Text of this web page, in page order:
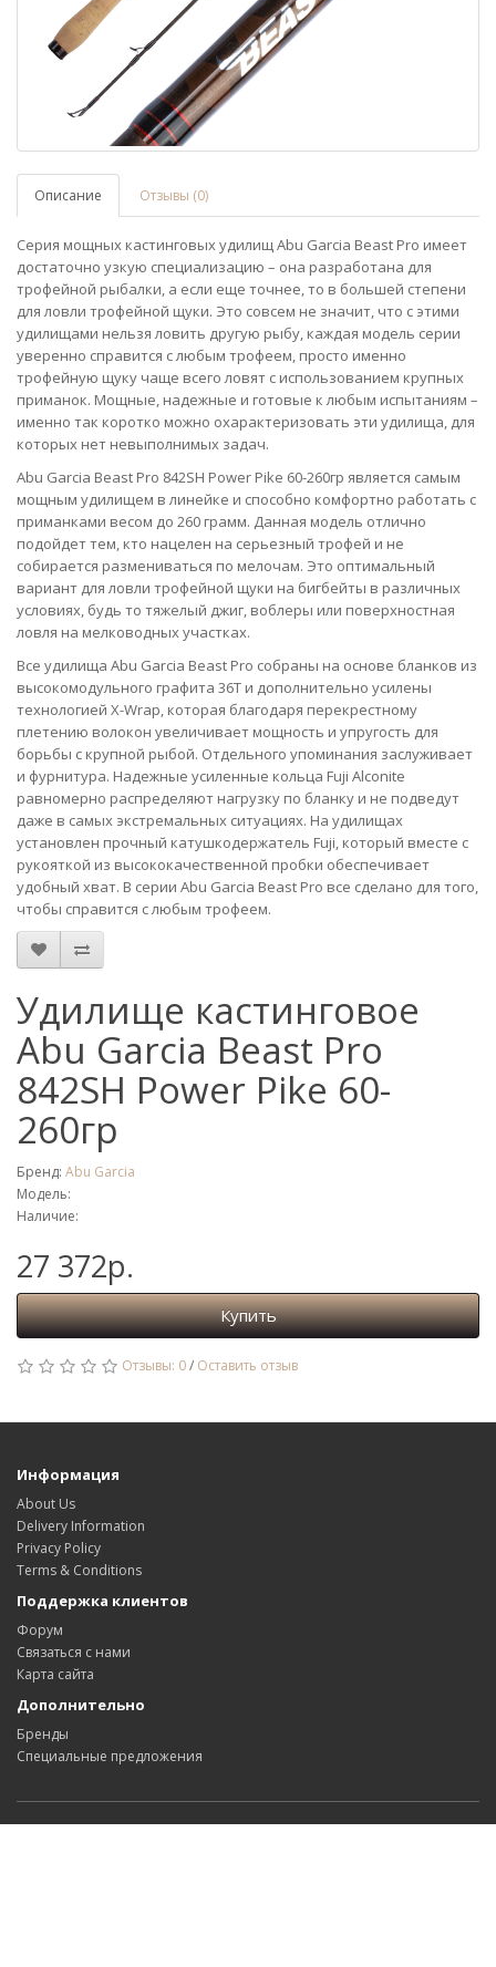
Описание Отзывы (0)
Серия мощных кастинговых удилищ Abu Garcia Beast Pro имеет
достаточно узкую специализацию – она разработана для
трофейной рыбалки, а если еще точнее, то в большей степени
для ловли трофейной щуки. Это совсем не значит, что с этими
удилищами нельзя ловить другую рыбу, каждая модель серии
уверенно справится с любым трофеем, просто именно
трофейную щуку чаще всего ловят с использованием крупных
приманок. Мощные, надежные и готовые к любым испытаниям –
именно так коротко можно охарактеризовать эти удилища, для
которых нет невыполнимых задач.
Abu Garcia Beast Pro 842SH Power Pike 60-260гр является самым
мощным удилищем в линейке и способно комфортно работать с
приманками весом до 260 грамм. Данная модель отлично
подойдет тем, кто нацелен на серьезный трофей и не
собирается размениваться по мелочам. Это оптимальный
вариант для ловли трофейной щуки на бигбейты в различных
условиях, будь то тяжелый джиг, воблеры или поверхностная
ловля на мелководных участках.
Все удилища Abu Garcia Beast Pro собраны на основе бланков из
высокомодульного графита 36T и дополнительно усилены
технологией X-Wrap, которая благодаря перекрестному
плетению волокон увеличивает мощность и упругость для
борьбы с крупной рыбой. Отдельного упоминания заслуживает
и фурнитура. Надежные усиленные кольца Fuji Alconite
равномерно распределяют нагрузку по бланку и не подведут
даже в самых экстремальных ситуациях. На удилищах
установлен прочный катушкодержатель Fuji, который вместе с
рукояткой из высококачественной пробки обеспечивает
удобный хват. В серии Abu Garcia Beast Pro все сделано для того,
чтобы справится с любым трофеем.
Удилище кастинговое
Abu Garcia Beast Pro
842SH Power Pike 60-
260гр
Бренд: Abu Garcia
Модель:
Наличие:
27 372р.
Купить
Отзывы: 0/ Оставить отзыв
Информация
About Us
Delivery Information
Privacy Policy
Terms & Conditions
Поддержка клиентов
Форум
Связаться с нами
Карта сайта
Дополнительно
Бренды
Специальные предложения